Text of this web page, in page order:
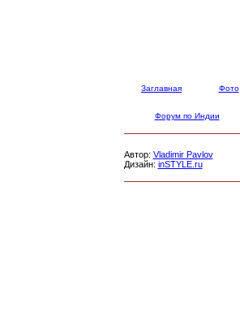
Заглавная Фото
Форум по Индии
Автор: Vladimir Pavlov
Дизайн: inSTYLE.ru